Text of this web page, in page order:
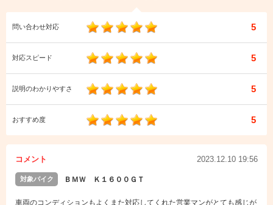
問い合わせ対応 5
対応スピード 5
説明のわかりやすさ 5
おすすめ度 5
コメント 2023.12.10 19:56
対象バイク ＢＭＷ Ｋ１６００ＧＴ
車両のコンディションもよくまた対応してくれた営業マンがとても感じが